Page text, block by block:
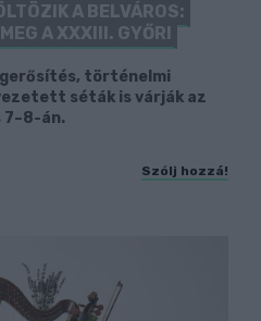
A BELVÁROS:
A XXXIII. GYŐRI
történelmi
séták is várják az
án.
Szólj hozzá!